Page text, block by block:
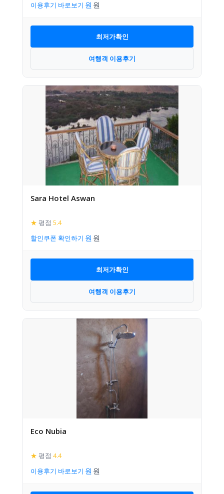
이용후기 바로보기
최저가확인
여행객 이용후기
Sara Hotel Aswan
★ 평점 5.4
할인쿠폰 확인하기
최저가확인
여행객 이용후기
Eco Nubia
★ 평점 4.4
이용후기 바로보기